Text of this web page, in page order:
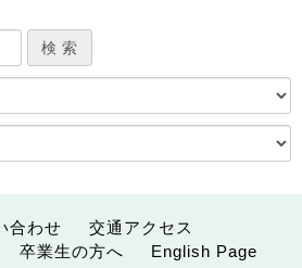
合わせ
交通アクセス
卒業生の方へ English Page